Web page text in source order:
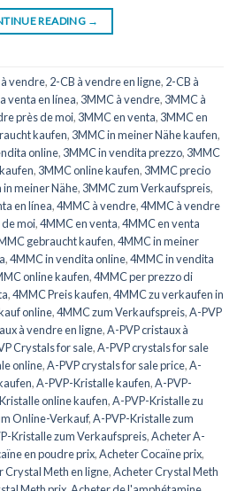
READING →
vendre, 2-CB à vendre en ligne, 2-CB à
venta en línea, 3MMC à vendre, 3MMC à
près de moi, 3MMC en venta, 3MMC en
kaufen, 3MMC in meiner Nähe kaufen,
online, 3MMC in vendita prezzo, 3MMC
, 3MMC online kaufen, 3MMC precio
meiner Nähe, 3MMC zum Verkaufspreis,
en línea,4MMC à vendre,4MMC à vendre
moi,4MMC en venta,4MMC en venta
gebraucht kaufen,4MMC in meiner
,4MMC in vendita online,4MMC in vendita
online kaufen,4MMC per prezzo di
,4MMC Preis kaufen,4MMC zu verkaufen in
online,4MMC zum Verkaufspreis,A-PVP
à vendre en ligne,A-PVP cristaux à
Crystals for sale,A-PVP crystals for sale
online,A-PVP crystals for sale price,A-
,A-PVP-Kristalle kaufen,A-PVP-
online kaufen,A-PVP-Kristalle zu
Online-Verkauf,A-PVP-Kristalle zum
Kristalle zum Verkaufspreis,Acheter A-
en poudre prix,Acheter Cocaïne prix,
Crystal Meth en ligne,Acheter Crystal Meth